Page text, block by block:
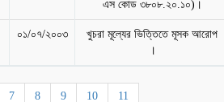
এস কোড ৩৮০৮.২০.১০)।
০১/০৭/২০০৩
খুচরা মূল্যের ভিত্তিতে মূসক আরোপ
।
7 8 9 10
11